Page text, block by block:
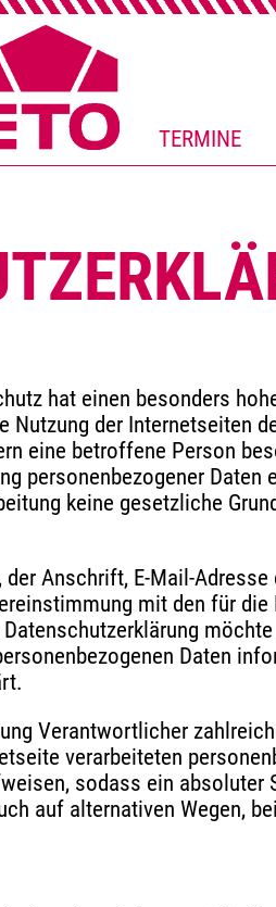
TERMINE
hat einen besonders
der Internetseiten
eine betroffene Person
personenbezogener
keine gesetzliche
Anschrift, E-Mail-
mit den für die
Daten
Verantwortlicher
verarbeiteten
sodass ein
auf alternativen Wegen,